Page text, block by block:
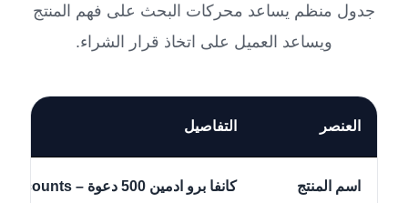
جدول منظم يساعد محركات البحث على فهم المنتج
ويساعد العميل على اتخاذ قرار الشراء.
العنصر التفاصيل
اسم المنتج كانفا برو ادمين 500 دعوة – Canva Pro Panel 500 Accounts